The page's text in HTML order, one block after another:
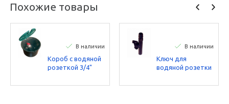
Похожие товары
В наличии
Короб с водяной
розеткой 3/4"
В наличии
Ключ для
водяной розетки